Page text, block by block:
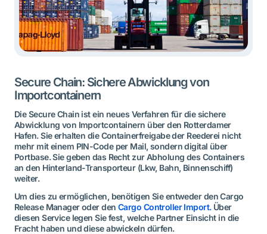
Secure Chain: Sichere Abwicklung von
Importcontainern
Die Secure Chain ist ein neues Verfahren für die sichere
Abwicklung von Importcontainern über den Rotterdamer
Hafen. Sie erhalten die Containerfreigabe der Reederei nicht
mehr mit einem PIN-Code per Mail, sondern digital über
Portbase. Sie geben das Recht zur Abholung des Containers
an den Hinterland-Transporteur (Lkw, Bahn, Binnenschiff)
weiter.
Um dies zu ermöglichen, benötigen Sie entweder den Cargo
Release Manager oder denCargo Controller Import.Über
diesen Service legen Sie fest, welche Partner Einsicht in die
Fracht haben und diese abwickeln dürfen.